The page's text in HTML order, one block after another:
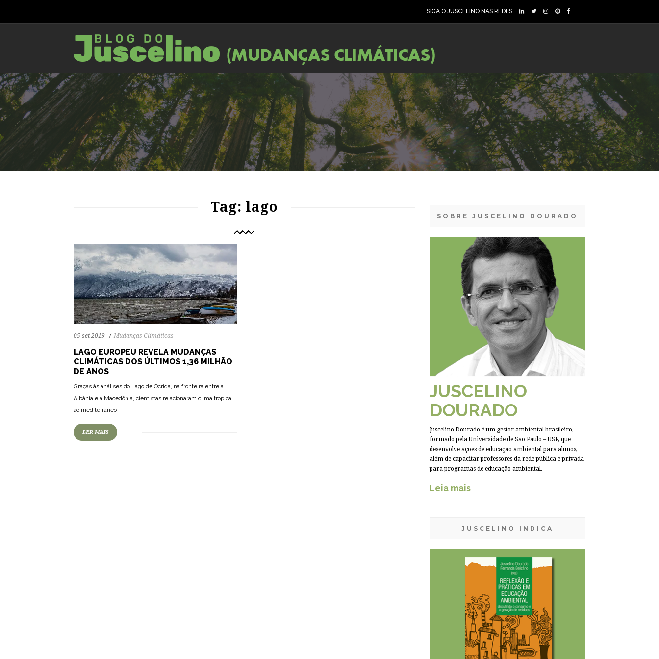
SIGA O JUSCELINO NAS REDES
Tag: lago
05 set 2019 Mudanças Climáticas
LAGO EUROPEU REVELA MUDANÇAS
CLIMÁTICAS DOS ÚLTIMOS 1,36 MILHÃO
DE ANOS
Graças às análises do Lago de Ocrida, na fronteira entre a
Albânia e a Macedônia, cientistas relacionaram clima tropical
ao mediterrâneo
LER MAIS
SOBRE JUSCELINO DOURADO
JUSCELINO
DOURADO
Juscelino Dourado é um gestor ambiental brasileiro,
formado pela Universidade de São Paulo – USP, que
desenvolve ações de educação ambiental para alunos,
além de capacitar professores da rede pública e privada
para programas de educação ambiental.
Leia mais
JUSCELINO INDICA